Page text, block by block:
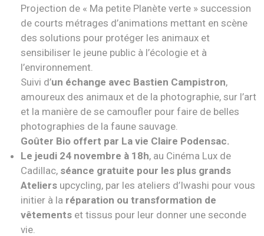
Projection de « Ma petite Planète verte » succession
de courts métrages d’animations mettant en scène
des solutions pour protéger les animaux et
sensibiliser le jeune public à l’écologie et à
l’environnement.
Suivi d’un échange avec Bastien Campistron,
amoureux des animaux et de la photographie, sur l’art
et la manière de se camoufler pour faire de belles
photographies de la faune sauvage.
Goûter Bio offert par La vie Claire Podensac.
Le jeudi 24 novembre à 18h, au Cinéma Lux de
Cadillac, séance gratuite pour les plus grands
Ateliers upcycling, par les ateliers d’Iwashi pour vous
initier à la réparation ou transformation de
vêtements et tissus pour leur donner une seconde
vie.